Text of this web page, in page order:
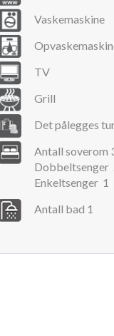
Vaskemaskine
TV
Grill
Det pålegges
Antall soverom
Dobbeltsenger
Enkeltsenger 1
Antall bad 1